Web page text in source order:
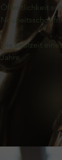
Öffentlichkeit
Die Laufzeit
Jahre.